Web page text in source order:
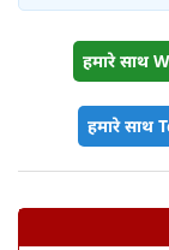
हमारे साथ
हमारे साथ